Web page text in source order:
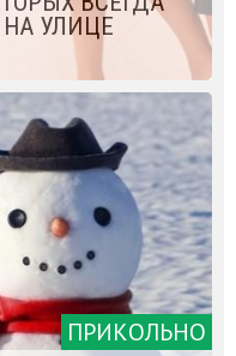
УЛИЦЕ
ПРИКОЛЬНО